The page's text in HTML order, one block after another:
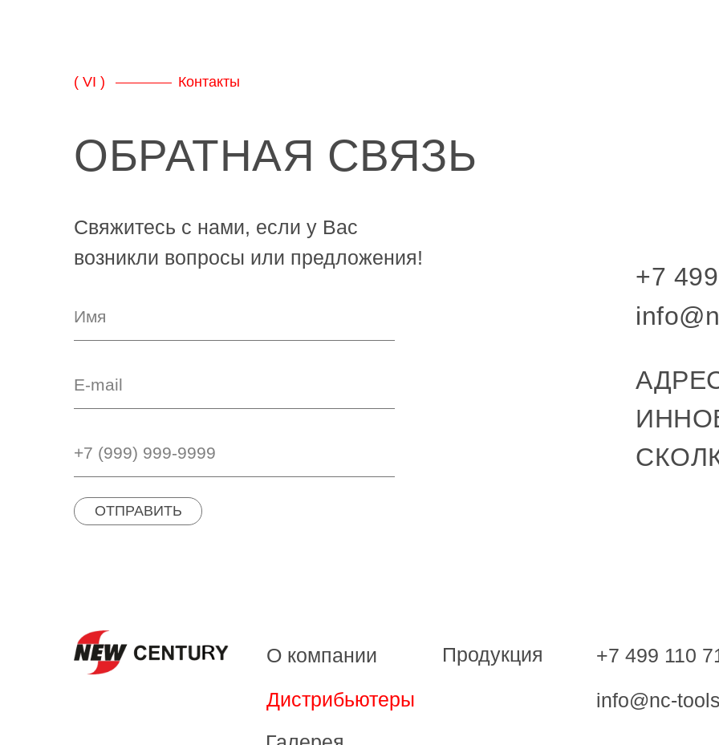
ОБРАТНАЯ СВЯЗЬ
Свяжитесь с нами, если у Вас
возникли вопросы или предложения!
+7
ОТПРАВИТЬ
( VI ) Контакты
+7 499 110
info@nc-
О компании Продукция
Дистрибьютеры